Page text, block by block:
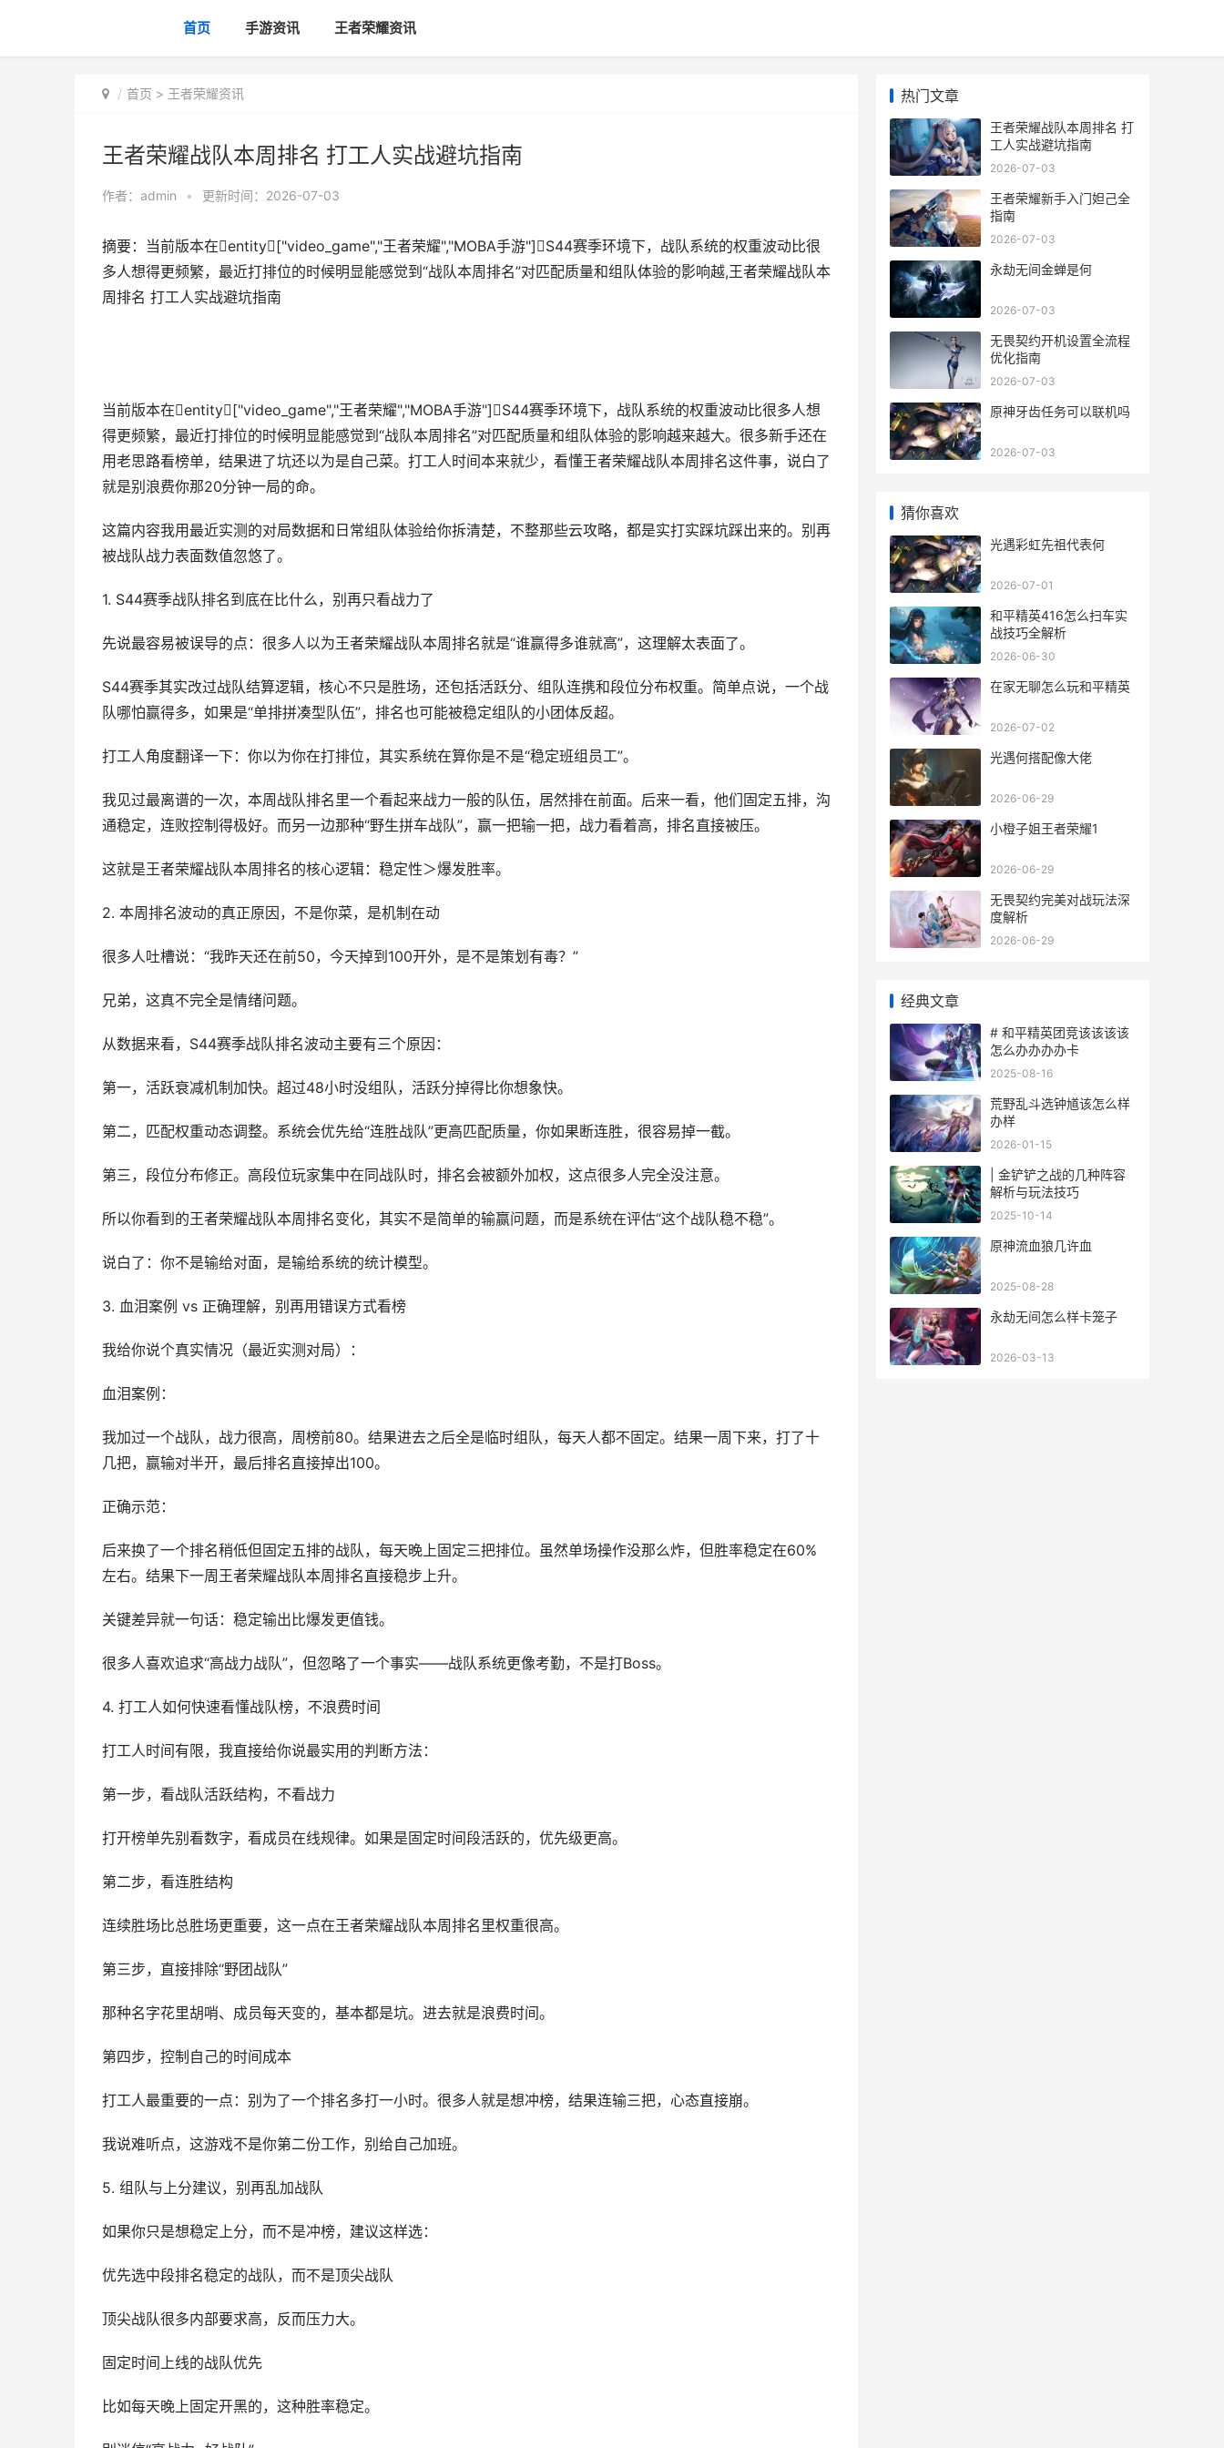
首页 手游资讯 王者荣耀资讯
首页 > 王者荣耀资讯
王者荣耀战队本周排名 打工人实战避坑指南
作者： admin • 更新时间：2026-07-03
摘要：当前版本在entity["video_game","王者荣耀","MOBA手游"]S44赛季环境下，战队系统的权重波动比很
多人想得更频繁，最近打排位的时候明显能感觉到“战队本周排名”对匹配质量和组队体验的影响越,王者荣耀战队本
周排名 打工人实战避坑指南
当前版本在entity["video_game","王者荣耀","MOBA手游"]S44赛季环境下，战队系统的权重波动比很多人想
得更频繁，最近打排位的时候明显能感觉到“战队本周排名”对匹配质量和组队体验的影响越来越大。很多新手还在
用老思路看榜单，结果进了坑还以为是自己菜。打工人时间本来就少，看懂王者荣耀战队本周排名这件事，说白了
就是别浪费你那20分钟一局的命。
这篇内容我用最近实测的对局数据和日常组队体验给你拆清楚，不整那些云攻略，都是实打实踩坑踩出来的。别再
被战队战力表面数值忽悠了。
1. S44赛季战队排名到底在比什么，别再只看战力了
先说最容易被误导的点：很多人以为王者荣耀战队本周排名就是“谁赢得多谁就高”，这理解太表面了。
S44赛季其实改过战队结算逻辑，核心不只是胜场，还包括活跃分、组队连携和段位分布权重。简单点说，一个战
队哪怕赢得多，如果是“单排拼凑型队伍”，排名也可能被稳定组队的小团体反超。
打工人角度翻译一下：你以为你在打排位，其实系统在算你是不是“稳定班组员工”。
我见过最离谱的一次，本周战队排名里一个看起来战力一般的队伍，居然排在前面。后来一看，他们固定五排，沟
通稳定，连败控制得极好。而另一边那种“野生拼车战队”，赢一把输一把，战力看着高，排名直接被压。
这就是王者荣耀战队本周排名的核心逻辑：稳定性＞爆发胜率。
2. 本周排名波动的真正原因，不是你菜，是机制在动
很多人吐槽说：“我昨天还在前50，今天掉到100开外，是不是策划有毒？”
兄弟，这真不完全是情绪问题。
从数据来看，S44赛季战队排名波动主要有三个原因：
第一，活跃衰减机制加快。超过48小时没组队，活跃分掉得比你想象快。
第二，匹配权重动态调整。系统会优先给“连胜战队”更高匹配质量，你如果断连胜，很容易掉一截。
第三，段位分布修正。高段位玩家集中在同战队时，排名会被额外加权，这点很多人完全没注意。
所以你看到的王者荣耀战队本周排名变化，其实不是简单的输赢问题，而是系统在评估“这个战队稳不稳”。
说白了：你不是输给对面，是输给系统的统计模型。
3. 血泪案例 vs 正确理解，别再用错误方式看榜
我给你说个真实情况（最近实测对局）：
血泪案例：
我加过一个战队，战力很高，周榜前80。结果进去之后全是临时组队，每天人都不固定。结果一周下来，打了十
几把，赢输对半开，最后排名直接掉出100。
正确示范：
后来换了一个排名稍低但固定五排的战队，每天晚上固定三把排位。虽然单场操作没那么炸，但胜率稳定在60%
左右。结果下一周王者荣耀战队本周排名直接稳步上升。
关键差异就一句话：稳定输出比爆发更值钱。
很多人喜欢追求“高战力战队”，但忽略了一个事实——战队系统更像考勤，不是打Boss。
4. 打工人如何快速看懂战队榜，不浪费时间
打工人时间有限，我直接给你说最实用的判断方法：
第一步，看战队活跃结构，不看战力
打开榜单先别看数字，看成员在线规律。如果是固定时间段活跃的，优先级更高。
第二步，看连胜结构
连续胜场比总胜场更重要，这一点在王者荣耀战队本周排名里权重很高。
第三步，直接排除“野团战队”
那种名字花里胡哨、成员每天变的，基本都是坑。进去就是浪费时间。
第四步，控制自己的时间成本
打工人最重要的一点：别为了一个排名多打一小时。很多人就是想冲榜，结果连输三把，心态直接崩。
我说难听点，这游戏不是你第二份工作，别给自己加班。
5. 组队与上分建议，别再乱加战队
如果你只是想稳定上分，而不是冲榜，建议这样选：
优先选中段排名稳定的战队，而不是顶尖战队
顶尖战队很多内部要求高，反而压力大。
固定时间上线的战队优先
比如每天晚上固定开黑的，这种胜率稳定。
热门文章
王者荣耀战队本周排名 打
工人实战避坑指南
2026-07-03
王者荣耀新手入门妲己全
指南
2026-07-03
永劫无间金蝉是何
2026-07-03
无畏契约开机设置全流程
优化指南
2026-07-03
原神牙齿任务可以联机吗
2026-07-03
猜你喜欢
光遇彩虹先祖代表何
2026-07-01
和平精英416怎么扫车实
战技巧全解析
2026-06-30
在家无聊怎么玩和平精英
2026-07-02
光遇何搭配像大佬
2026-06-29
小橙子姐王者荣耀1
2026-06-29
无畏契约完美对战玩法深
度解析
2026-06-29
经典文章
# 和平精英团竞该该该该
怎么办办办办卡
2025-08-16
荒野乱斗选钟馗该怎么样
办样
2026-01-15
| 金铲铲之战的几种阵容
解析与玩法技巧
2025-10-14
原神流血狼几许血
2025-08-28
永劫无间怎么样卡笼子
2026-03-13